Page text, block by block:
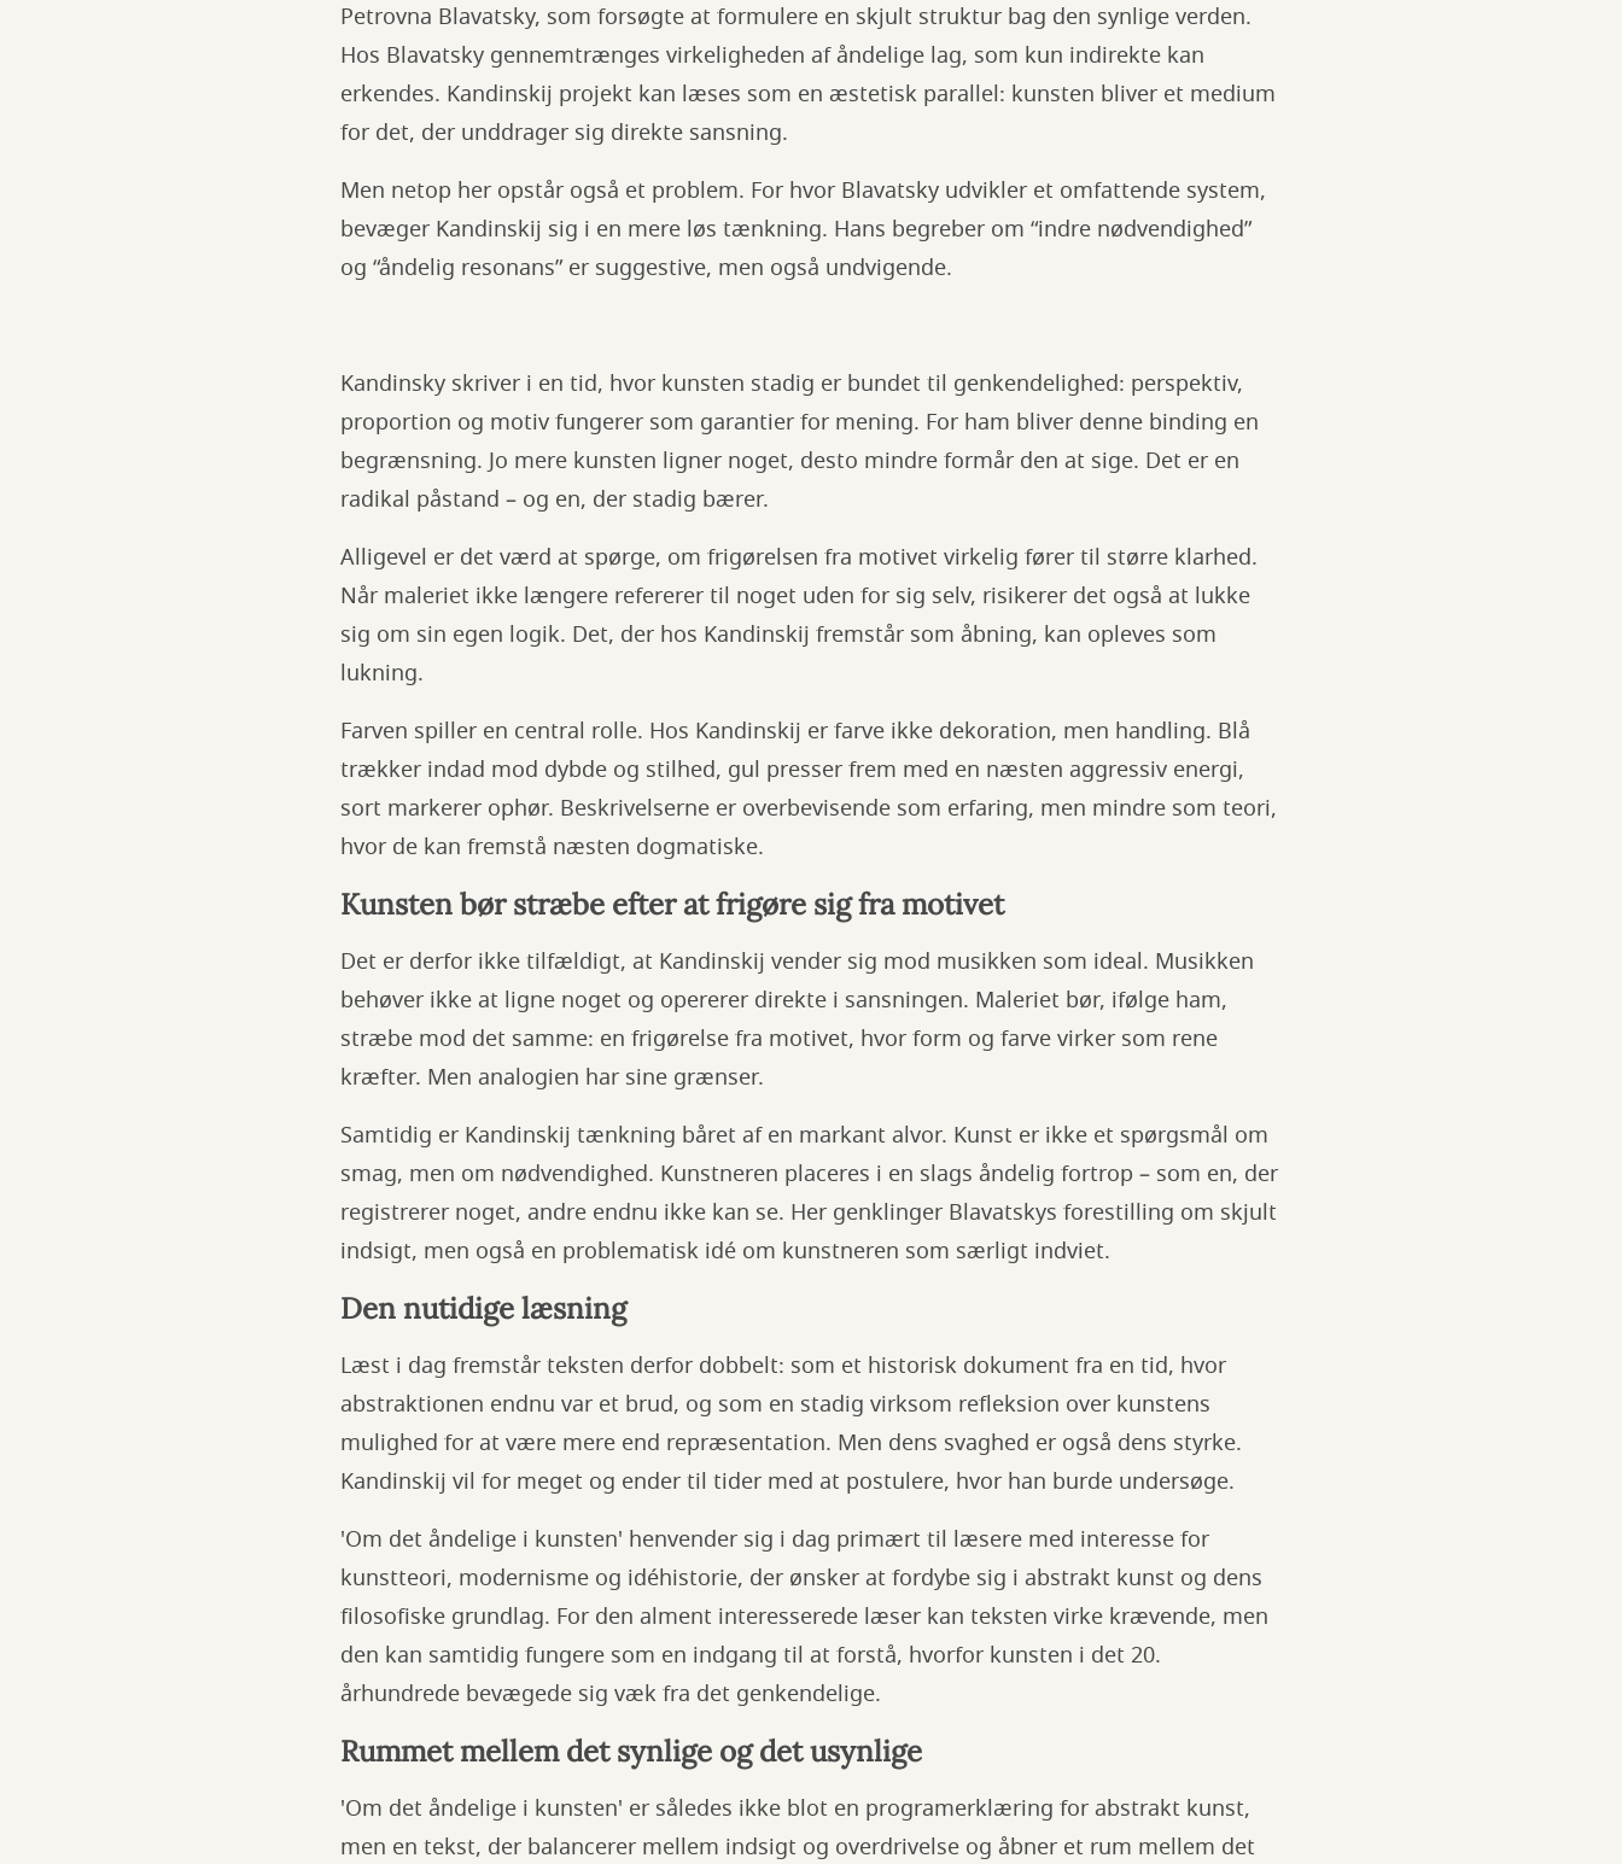
Petrovna Blavatsky, som forsøgte at formulere en skjult struktur bag den synlige verden.
Hos Blavatsky gennemtrænges virkeligheden af åndelige lag, som kun indirekte kan
erkendes. Kandinskij projekt kan læses som en æstetisk parallel: kunsten bliver et medium
for det, der unddrager sig direkte sansning.
Men netop her opstår også et problem. For hvor Blavatsky udvikler et omfattende system,
bevæger Kandinskij sig i en mere løs tænkning. Hans begreber om “indre nødvendighed”
og “åndelig resonans” er suggestive, men også undvigende.
Kandinsky skriver i en tid, hvor kunsten stadig er bundet til genkendelighed: perspektiv,
proportion og motiv fungerer som garantier for mening. For ham bliver denne binding en
begrænsning. Jo mere kunsten ligner noget, desto mindre formår den at sige. Det er en
radikal påstand – og en, der stadig bærer.
Alligevel er det værd at spørge, om frigørelsen fra motivet virkelig fører til større klarhed.
Når maleriet ikke længere refererer til noget uden for sig selv, risikerer det også at lukke
sig om sin egen logik. Det, der hos Kandinskij fremstår som åbning, kan opleves som
lukning.
Farven spiller en central rolle. Hos Kandinskij er farve ikke dekoration, men handling. Blå
trækker indad mod dybde og stilhed, gul presser frem med en næsten aggressiv energi,
sort markerer ophør. Beskrivelserne er overbevisende som erfaring, men mindre som teori,
hvor de kan fremstå næsten dogmatiske.
Kunsten bør stræbe efter at frigøre sig fra motivet
Det er derfor ikke tilfældigt, at Kandinskij vender sig mod musikken som ideal. Musikken
behøver ikke at ligne noget og opererer direkte i sansningen. Maleriet bør, ifølge ham,
stræbe mod det samme: en frigørelse fra motivet, hvor form og farve virker som rene
kræfter. Men analogien har sine grænser.
Samtidig er Kandinskij tænkning båret af en markant alvor. Kunst er ikke et spørgsmål om
smag, men om nødvendighed. Kunstneren placeres i en slags åndelig fortrop – som en, der
registrerer noget, andre endnu ikke kan se. Her genklinger Blavatskys forestilling om skjult
indsigt, men også en problematisk idé om kunstneren som særligt indviet.
Den nutidige læsning
Læst i dag fremstår teksten derfor dobbelt: som et historisk dokument fra en tid, hvor
abstraktionen endnu var et brud, og som en stadig virksom refleksion over kunstens
mulighed for at være mere end repræsentation. Men dens svaghed er også dens styrke.
Kandinskij vil for meget og ender til tider med at postulere, hvor han burde undersøge.
'Om det åndelige i kunsten' henvender sig i dag primært til læsere med interesse for
kunstteori, modernisme og idéhistorie, der ønsker at fordybe sig i abstrakt kunst og dens
filosofiske grundlag. For den alment interesserede læser kan teksten virke krævende, men
den kan samtidig fungere som en indgang til at forstå, hvorfor kunsten i det 20.
århundrede bevægede sig væk fra det genkendelige.
Rummet mellem det synlige og det usynlige
'Om det åndelige i kunsten' er således ikke blot en programerklæring for abstrakt kunst,
men en tekst, der balancerer mellem indsigt og overdrivelse og åbner et rum mellem det